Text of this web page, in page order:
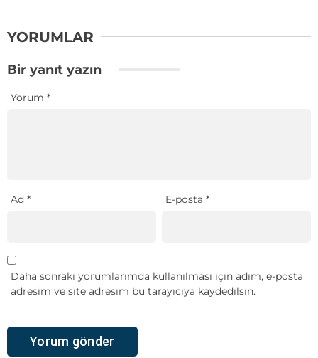
YORUMLAR
Bir yanıt yazın
Yorum *
Ad * E-posta*
Daha sonraki yorumlarımda kullanılması için adım, e-posta
adresim ve site adresim bu tarayıcıya kaydedilsin.